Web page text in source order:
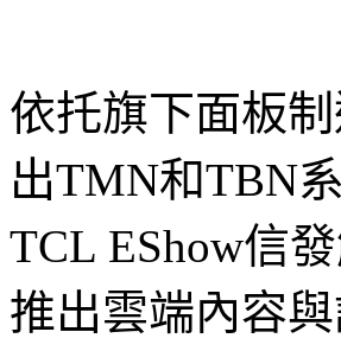
依托旗下面板
出TMN和TBN
TCL EShow信
推出雲端內容